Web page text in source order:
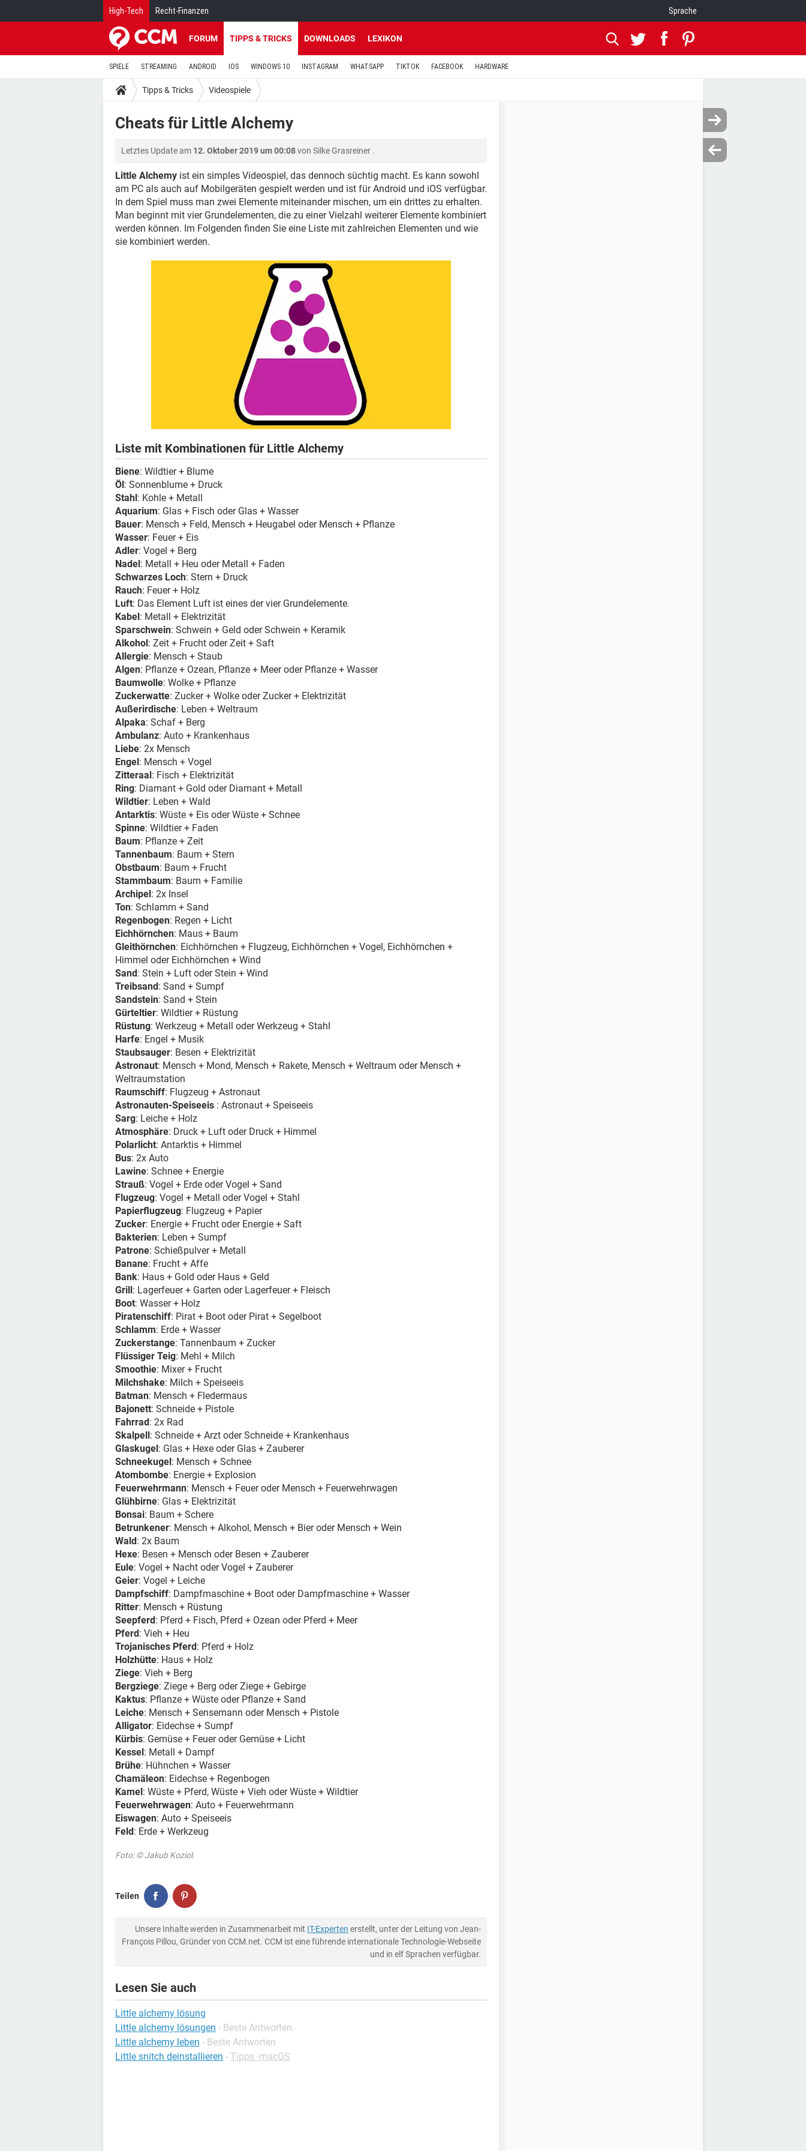
High-Tech Recht-Finanzen Sprache
FORUM TIPPS & TRICKS DOWNLOADS LEXIKON
SPIELE STREAMING ANDROID IOS WINDOWS 10 INSTAGRAM WHATSAPP TIKTOK FACEBOOK HARDWARE
Tipps & Tricks Videospiele
Cheats für Little Alchemy
Letztes Update am 12. Oktober 2019 um 00:08von Silke Grasreiner .
Little Alchemy ist ein simples Videospiel, das dennoch süchtig macht. Es kann sowohl
am PC als auch auf Mobilgeräten gespielt werden und ist für Android und iOS verfügbar.
In dem Spiel muss man zwei Elemente miteinander mischen, um ein drittes zu erhalten.
Man beginnt mit vier Grundelementen, die zu einer Vielzahl weiterer Elemente kombiniert
werden können. Im Folgenden finden Sie eine Liste mit zahlreichen Elementen und wie
sie kombiniert werden.
Liste mit Kombinationen für Little Alchemy
Biene: Wildtier + Blume
Öl: Sonnenblume + Druck
Stahl: Kohle + Metall
Aquarium: Glas + Fisch oder Glas + Wasser
Bauer: Mensch + Feld, Mensch + Heugabel oder Mensch + Pflanze
Wasser: Feuer + Eis
Adler: Vogel + Berg
Nadel: Metall + Heu oder Metall + Faden
Schwarzes Loch: Stern + Druck
Rauch: Feuer + Holz
Luft: Das Element Luft ist eines der vier Grundelemente.
Kabel: Metall + Elektrizität
Sparschwein: Schwein + Geld oder Schwein + Keramik
Alkohol: Zeit + Frucht oder Zeit + Saft
Allergie: Mensch + Staub
Algen: Pflanze + Ozean, Pflanze + Meer oder Pflanze + Wasser
Baumwolle: Wolke + Pflanze
Zuckerwatte: Zucker + Wolke oder Zucker + Elektrizität
Außerirdische: Leben + Weltraum
Alpaka: Schaf + Berg
Ambulanz: Auto + Krankenhaus
Liebe: 2x Mensch
Engel: Mensch + Vogel
Zitteraal: Fisch + Elektrizität
Ring: Diamant + Gold oder Diamant + Metall
Wildtier: Leben + Wald
Antarktis: Wüste + Eis oder Wüste + Schnee
Spinne: Wildtier + Faden
Baum: Pflanze + Zeit
Tannenbaum: Baum + Stern
Obstbaum: Baum + Frucht
Stammbaum: Baum + Familie
Archipel: 2x Insel
Ton: Schlamm + Sand
Regenbogen: Regen + Licht
Eichhörnchen: Maus + Baum
Gleithörnchen: Eichhörnchen + Flugzeug, Eichhörnchen + Vogel, Eichhörnchen +
Himmel oder Eichhörnchen + Wind
Sand: Stein + Luft oder Stein + Wind
Treibsand: Sand + Sumpf
Sandstein: Sand + Stein
Gürteltier: Wildtier + Rüstung
Rüstung: Werkzeug + Metall oder Werkzeug + Stahl
Harfe: Engel + Musik
Staubsauger: Besen + Elektrizität
Astronaut: Mensch + Mond, Mensch + Rakete, Mensch + Weltraum oder Mensch +
Weltraumstation
Raumschiff: Flugzeug + Astronaut
Astronauten-Speiseeis : Astronaut + Speiseeis
Sarg: Leiche + Holz
Atmosphäre: Druck + Luft oder Druck + Himmel
Polarlicht: Antarktis + Himmel
Bus: 2x Auto
Lawine: Schnee + Energie
Strauß: Vogel + Erde oder Vogel + Sand
Flugzeug: Vogel + Metall oder Vogel + Stahl
Papierflugzeug: Flugzeug + Papier
Zucker: Energie + Frucht oder Energie + Saft
Bakterien: Leben + Sumpf
Patrone: Schießpulver + Metall
Banane: Frucht + Affe
Bank: Haus + Gold oder Haus + Geld
Grill: Lagerfeuer + Garten oder Lagerfeuer + Fleisch
Boot: Wasser + Holz
Piratenschiff: Pirat + Boot oder Pirat + Segelboot
Schlamm: Erde + Wasser
Zuckerstange: Tannenbaum + Zucker
Flüssiger Teig: Mehl + Milch
Smoothie: Mixer + Frucht
Milchshake: Milch + Speiseeis
Batman: Mensch + Fledermaus
Bajonett: Schneide + Pistole
Fahrrad: 2x Rad
Skalpell: Schneide + Arzt oder Schneide + Krankenhaus
Glaskugel: Glas + Hexe oder Glas + Zauberer
Schneekugel: Mensch + Schnee
Atombombe: Energie + Explosion
Feuerwehrmann: Mensch + Feuer oder Mensch + Feuerwehrwagen
Glühbirne: Glas + Elektrizität
Bonsai: Baum + Schere
Betrunkener: Mensch + Alkohol, Mensch + Bier oder Mensch + Wein
Wald: 2x Baum
Hexe: Besen + Mensch oder Besen + Zauberer
Eule: Vogel + Nacht oder Vogel + Zauberer
Geier: Vogel + Leiche
Dampfschiff: Dampfmaschine + Boot oder Dampfmaschine + Wasser
Ritter: Mensch + Rüstung
Seepferd: Pferd + Fisch, Pferd + Ozean oder Pferd + Meer
Pferd: Vieh + Heu
Trojanisches Pferd: Pferd + Holz
Holzhütte: Haus + Holz
Ziege: Vieh + Berg
Bergziege: Ziege + Berg oder Ziege + Gebirge
Kaktus: Pflanze + Wüste oder Pflanze + Sand
Leiche: Mensch + Sensemann oder Mensch + Pistole
Alligator: Eidechse + Sumpf
Kürbis: Gemüse + Feuer oder Gemüse + Licht
Kessel: Metall + Dampf
Brühe: Hühnchen + Wasser
Chamäleon: Eidechse + Regenbogen
Kamel: Wüste + Pferd, Wüste + Vieh oder Wüste + Wildtier
Feuerwehrwagen: Auto + Feuerwehrmann
Eiswagen: Auto + Speiseeis
Feld: Erde + Werkzeug
Foto: © Jakub Koziol.
Teilen
Unsere Inhalte werden in Zusammenarbeit mit IT-Experten erstellt, unter der Leitung von Jean-
François Pillou, Gründer von CCM.net. CCM ist eine führende internationale Technologie-Webseite
und in elf Sprachen verfügbar.
Lesen Sie auch
Little alchemy lösung
Little alchemy lösungen - Beste Antworten
Little alchemy leben - Beste Antworten
Little snitch deinstallieren - Tipps -macOS